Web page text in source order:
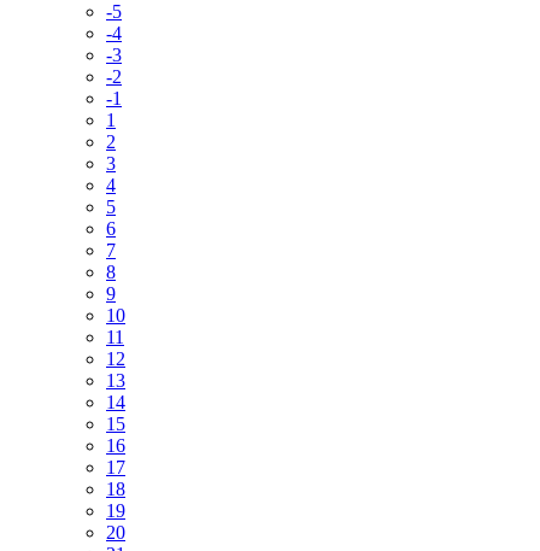
-5
-4
-3
-2
-1
1
2
3
4
5
6
7
8
9
10
11
12
13
14
15
16
17
18
19
20